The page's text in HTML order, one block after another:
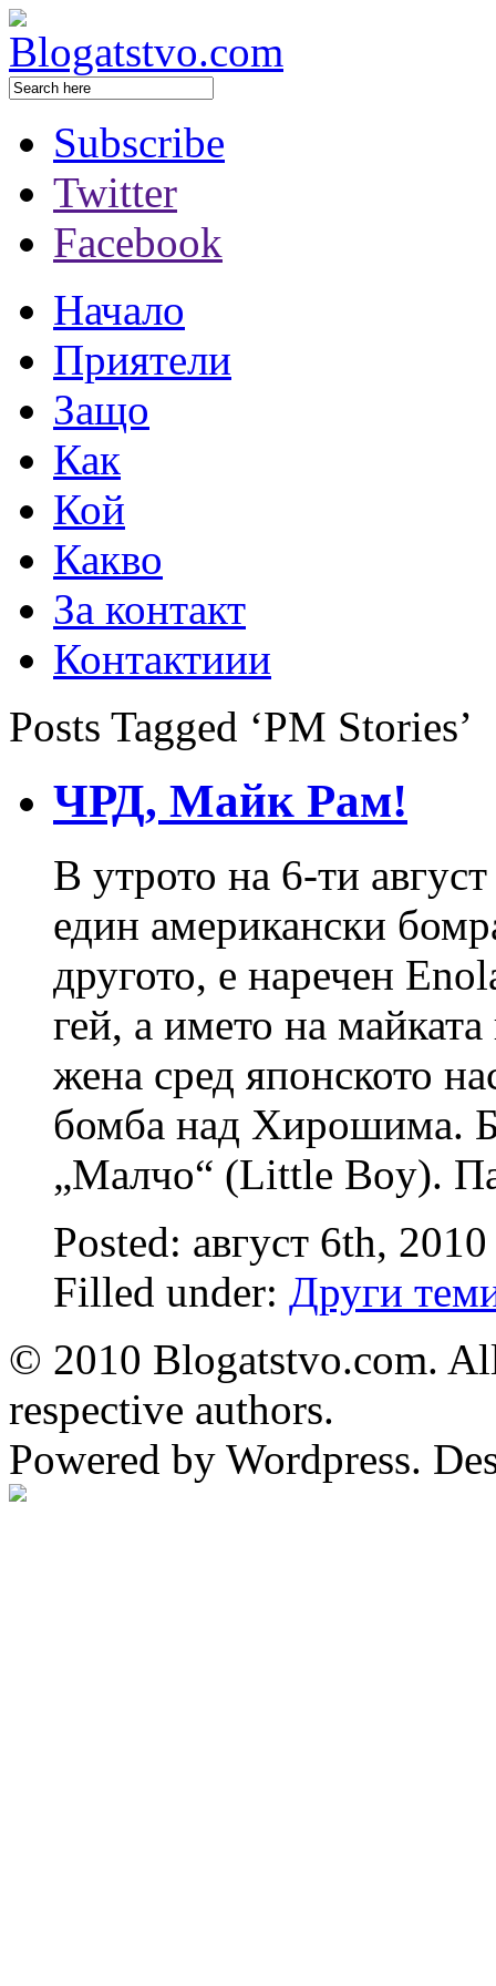
Subscribe
Twitter
Facebook
Начало
Приятели
Защо
Как
Кой
Какво
За контакт
Контактиии
Posts Tagged ‘PM Stories’
ЧРД, Майк Рам!
В утрото на 6-ти
един американски
другото, е наречен
гей, а името на
жена сред японското
бомба над Хирошима.
„Малчо“ (Little Boy).
Posted: август 6th,
Filled under: Други
© 2010 Blogatstvo.com.
respective authors.
Powered by Wordpress.